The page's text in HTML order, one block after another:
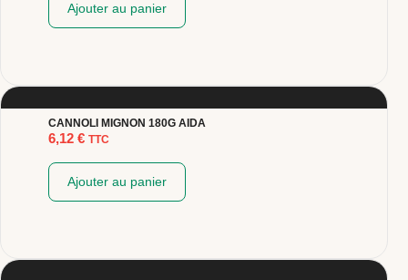
Ajouter au panier
CANNOLI MIGNON 180G AIDA
6,12 € TTC
Ajouter au panier